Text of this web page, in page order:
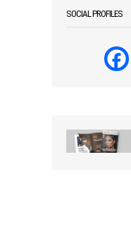
SOCIAL PROFILES